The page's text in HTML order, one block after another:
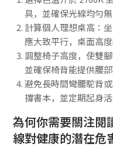
具，並確保光線均勻
計算個人理想桌高：
應大致平行，桌面高
調整椅子高度，使雙
並確保椅背能提供腰
避免長時間彎腰駝背
撐書本，並定期起身
為何你需要關注閱
線對健康的潛在危